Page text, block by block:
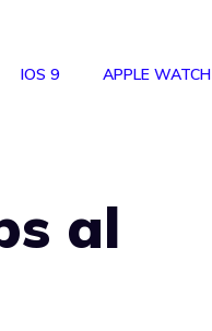
IOS 9 APPLE WATCH
al